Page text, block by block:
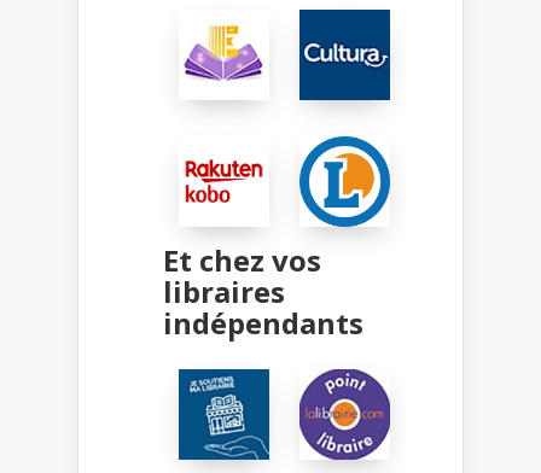
Et chez vos
libraires
indépendants